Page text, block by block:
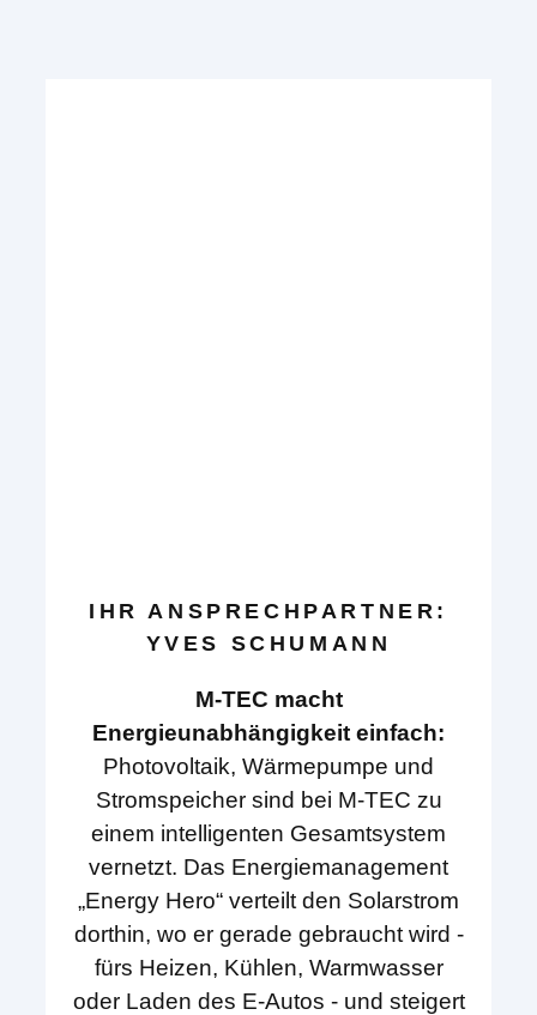
IHR ANSPRECHPARTNER:
YVES SCHUMANN
M-TEC macht
Energieunabhängigkeit einfach:
Photovoltaik, Wärmepumpe und
Stromspeicher sind bei M-TEC zu
einem intelligenten Gesamtsystem
vernetzt. Das Energiemanagement
„Energy Hero“ verteilt den Solarstrom
dorthin, wo er gerade gebraucht wird -
fürs Heizen, Kühlen, Warmwasser
oder Laden des E-Autos - und steigert